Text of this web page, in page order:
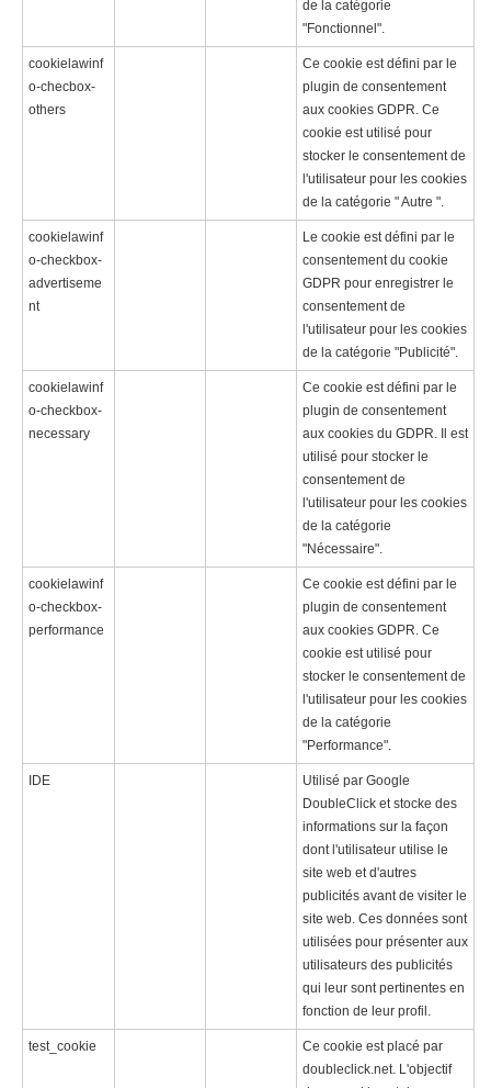
de la catégorie
"Fonctionnel".
cookielawinf
o-checbox-
others
Ce cookie est défini par le
plugin de consentement
aux cookies GDPR. Ce
cookie est utilisé pour
stocker le consentement de
l'utilisateur pour les cookies
de la catégorie " Autre ".
cookielawinf
o-checkbox-
advertiseme
nt
Le cookie est défini par le
consentement du cookie
GDPR pour enregistrer le
consentement de
l'utilisateur pour les cookies
de la catégorie "Publicité".
cookielawinf
o-checkbox-
necessary
Ce cookie est défini par le
plugin de consentement
aux cookies du GDPR. Il est
utilisé pour stocker le
consentement de
l'utilisateur pour les cookies
de la catégorie
"Nécessaire".
cookielawinf
o-checkbox-
performance
Ce cookie est défini par le
plugin de consentement
aux cookies GDPR. Ce
cookie est utilisé pour
stocker le consentement de
l'utilisateur pour les cookies
de la catégorie
"Performance".
IDE
Utilisé par Google
DoubleClick et stocke des
informations sur la façon
dont l'utilisateur utilise le
site web et d'autres
publicités avant de visiter le
site web. Ces données sont
utilisées pour présenter aux
utilisateurs des publicités
qui leur sont pertinentes en
fonction de leur profil.
test_cookie
Ce cookie est placé par
doubleclick.net. L'objectif